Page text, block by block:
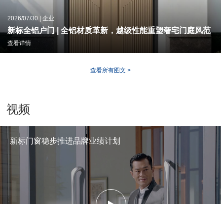
2026/07/30 | 企业
新标全铝户门 | 全铝材质革新，越级性能重塑奢宅门庭风范
查看详情
查看所有图文 >
视频
新标门窗稳步推进品牌业绩计划